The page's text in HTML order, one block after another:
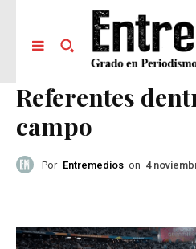
Referentes
campo
Por Entremedios on 4